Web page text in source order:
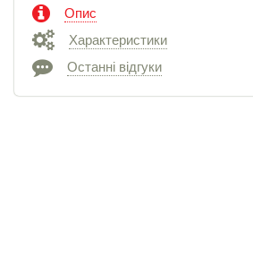
Опис
Характеристики
Останні відгуки